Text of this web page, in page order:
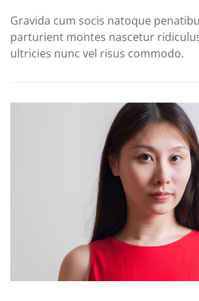
Gravida cum socis natoque
parturient montes nascetur
ultricies nunc vel risus commodo.